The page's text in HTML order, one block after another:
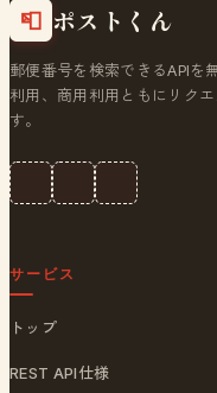
📮 ポストくん
郵便番号を検索できるAPIを
利用、商用利用ともにリク
す。
サービス
トップ
REST API仕様